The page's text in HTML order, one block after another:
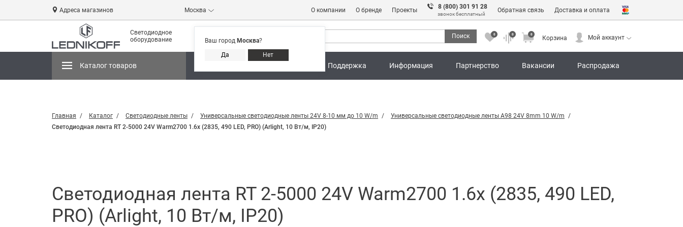
Адреса магазинов Москва
Ваш город Москва?
Да
Нет
О компании О бренде Проекты 8 (800) 301 91 28
звонок бесплатный
Обратная связь Доставка и оплата
Светодиодное
оборудование
Поиск 0 0 0
Корзина Мой аккаунт
Каталог товаров Поддержка Информация Партнерство Вакансии Распродажа
Адреса магазинов 8 (800) 301 91 28 Корзина Мой аккаунт
Главная Каталог Светодиодные ленты Универсальные светодиодные ленты 24V 8-10 мм до 10 W/m
Универсальные светодиодные ленты A98 24V 8mm 10 W/m
Светодиодная лента RT 2-5000 24V Warm2700 1.6x (2835, 490 LED, PRO) (Arlight, 10 Вт/м, IP20)
Светодиодная лента RT 2-5000 24V Warm2700 1.6x (2835, 490 LED,
PRO) (Arlight, 10 Вт/м, IP20)